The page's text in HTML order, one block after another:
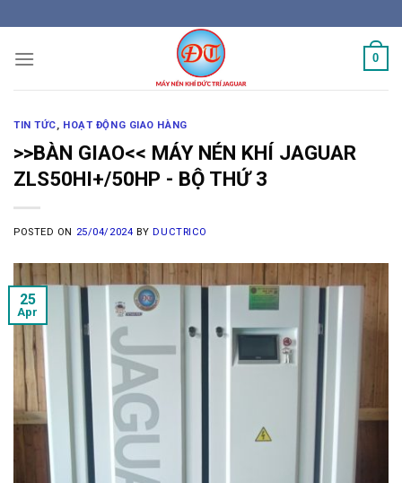
to
content
0
TIN TỨC, HOẠT ĐỘNG GIAO HÀNG
>>BÀN GIAO<< MÁY NÉN KHÍ JAGUAR
ZLS50HI+/50HP - BỘ THỨ 3
POSTED ON 25/04/2024 BYDUCTRICO
25
Apr